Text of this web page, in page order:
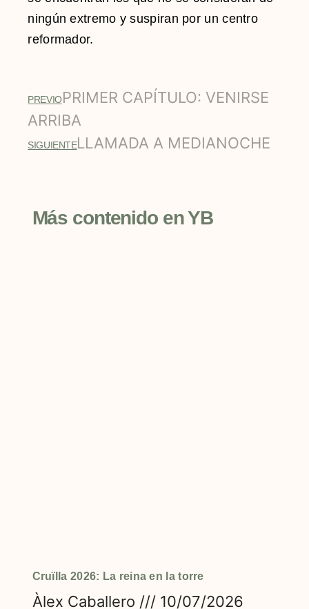
ningún extremo y suspiran por un centro
reformador.
PREVIOPRIMER CAPÍTULO: VENIRSE
ARRIBA
SIGUIENTELLAMADA A MEDIANOCHE
Más contenido en YB
Cruïlla 2026: La reina en la torre
Àlex Caballero 10/07/2026